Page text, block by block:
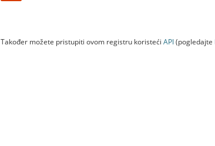
Također možete pristupiti ovom registru koristeći API(pogledajte